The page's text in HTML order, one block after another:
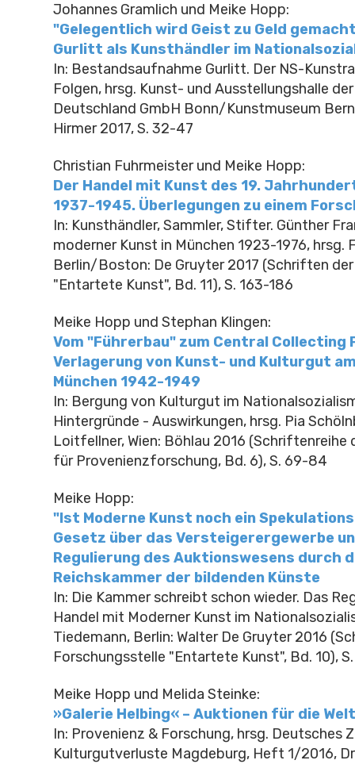
Johannes Gramlich und Meike Hopp:
"Gelegentlich wird Geist zu Geld
Gurlitt als Kunsthändler im
In: Bestandsaufnahme Gurlitt. Der NS-
Folgen, hrsg. Kunst- und Ausstellungshalle
Deutschland GmbH Bonn/Kunstmuseum
Hirmer 2017, S. 32-47
Christian Fuhrmeister und Meike Hopp:
Der Handel mit Kunst des 19.
1937-1945. Überlegungen zu einem
In: Kunsthändler, Sammler, Stifter. Günther
moderner Kunst in München 1923-1976, hrsg.
Berlin/Boston: De Gruyter 2017 (Schriften
"Entartete Kunst", Bd. 11), S. 163-186
Meike Hopp und Stephan Klingen:
Vom "Führerbau" zum Central Collecting
Verlagerung von Kunst- und Kulturgut
München 1942-1949
In: Bergung von Kulturgut im
Hintergründe - Auswirkungen, hrsg. Pia
Loitfellner, Wien: Böhlau 2016 (Schriftenreihe
für Provenienzforschung, Bd. 6), S. 69-84
Meike Hopp:
"Ist Moderne Kunst noch ein
Gesetz über das Versteigerergewerbe
Regulierung des Auktionswesens durch
Reichskammer der bildenden Künste
In: Die Kammer schreibt schon wieder. Das
Handel mit Moderner Kunst im
Tiedemann, Berlin: Walter De Gruyter 2016
Forschungsstelle "Entartete Kunst", Bd. 10),
Meike Hopp und Melida Steinke:
»Galerie Helbing« – Auktionen für die Welt
In: Provenienz & Forschung, hrsg. Deutsches
Kulturgutverluste Magdeburg, Heft 1/2016,